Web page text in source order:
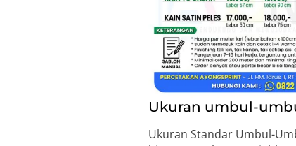
Ukuran umbul-
Ukuran Standar Umbul-